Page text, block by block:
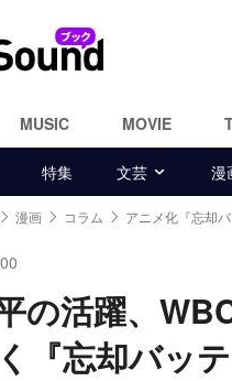
MUSIC MOVIE
特集 文芸 漫
漫画 コラム アニメ化『忘却
の活躍、
『忘却バッ